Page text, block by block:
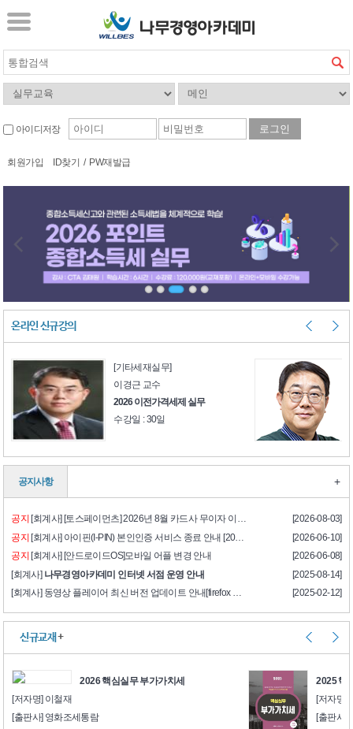
아이디저장
회원가입 ID찾기 / PW재발급
온라인 신규강의
[기타세재실무]
이경근 교수
2026 이전가격세제 실무
수강일 : 30일
공지사항
공지 [회계사] [토스페이먼츠] 2026년 8월 카드사 무이자 이벤트
[2026-08-03]
공지[회계사] 아이핀(I-PIN) 본인인증 서비스 종료 안내 [2026년 6월 12일(금) 오후 2시]
[2026-06-10]
공지 [회계사] [안드로이드OS]모바일 어플 변경 안내
[2026-06-08]
[회계사] 나무경영아카데미 인터넷 서점 운영 안내
[2025-08-14]
[회계사] 동영상 플레이어 최신 버전 업데이트 안내[firefox 지원불가]
[2025-02-12]
+
신규교재+
2026 핵심실무 부가가치세
[저자명] 이철재
[출판사] 영화조세통람
2025 핵
[저자명]
[출판사]